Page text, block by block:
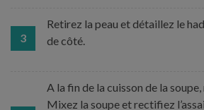
3
Retirez la peau et détaillez le
de côté.
A la fin de la cuisson de la
Mixez la soupe et rectifiez